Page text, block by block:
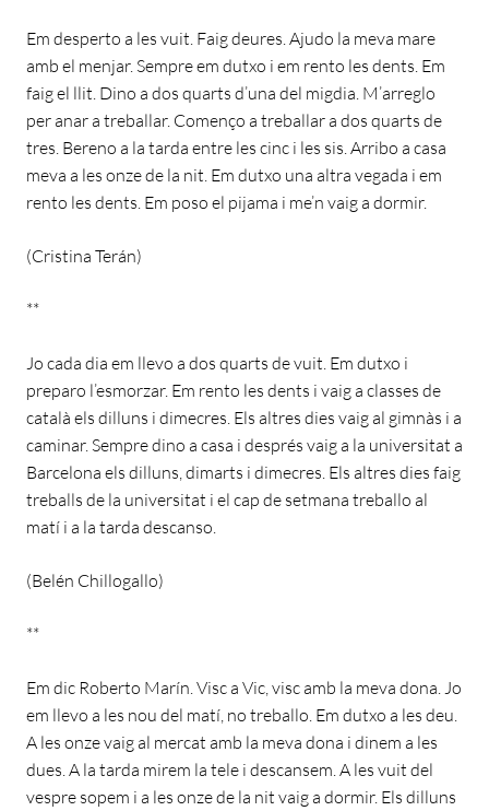
Em desperto a les vuit. Faig deures. Ajudo la meva mare
amb el menjar. Sempre em dutxo i em rento les dents. Em
faig el llit. Dino a dos quarts d’una del migdia. M’arreglo
per anar a treballar. Començo a treballar a dos quarts de
tres. Bereno a la tarda entre les cinc i les sis. Arribo a casa
meva a les onze de la nit. Em dutxo una altra vegada i em
rento les dents. Em poso el pijama i me’n vaig a dormir.
(Cristina Terán)
**
Jo cada dia em llevo a dos quarts de vuit. Em dutxo i
preparo l’esmorzar. Em rento les dents i vaig a classes de
català els dilluns i dimecres. Els altres dies vaig al gimnàs i a
caminar. Sempre dino a casa i després vaig a la universitat a
Barcelona els dilluns, dimarts i dimecres. Els altres dies faig
treballs de la universitat i el cap de setmana treballo al
matí i a la tarda descanso.
(Belén Chillogallo)
**
Em dic Roberto Marín. Visc a Vic, visc amb la meva dona. Jo
em llevo a les nou del matí, no treballo. Em dutxo a les deu.
A les onze vaig al mercat amb la meva dona i dinem a les
dues. A la tarda mirem la tele i descansem. A les vuit del
vespre sopem i a les onze de la nit vaig a dormir. Els dilluns